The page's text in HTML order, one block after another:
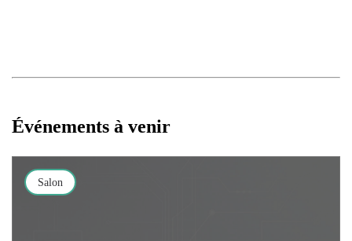
Événements à venir
Salon